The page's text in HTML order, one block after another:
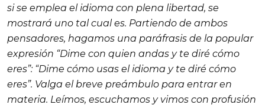
si se emplea el idioma con plena libertad, se
mostrará uno tal cual es. Partiendo de ambos
pensadores, hagamos una paráfrasis de la popular
expresión “Dime con quien andas y te diré cómo
eres”: “Dime cómo usas el idioma y te diré cómo
eres”. Valga el breve preámbulo para entrar en
materia. Leímos, escuchamos y vimos con profusión